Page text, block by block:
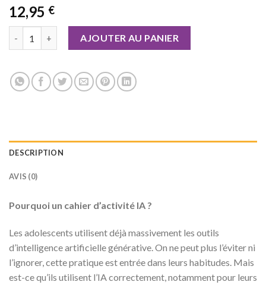
12,95 €
AJOUTER AU PANIER
DESCRIPTION
AVIS (0)
Pourquoi un cahier d’activité IA ?
Les adolescents utilisent déjà massivement les outils
d’intelligence artificielle générative. On ne peut plus l’éviter ni
l’ignorer, cette pratique est entrée dans leurs habitudes. Mais
est-ce qu’ils utilisent l’IA correctement, notamment pour leurs